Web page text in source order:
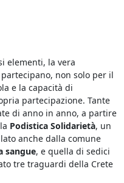
elementi, la vera
non solo per il
e la capacità di
partecipazione. Tante
di anno in anno, a partire
Podistica Solidarietà, un
anche dalla comune
sangue, e quella di sedici
tre traguardi della Crete